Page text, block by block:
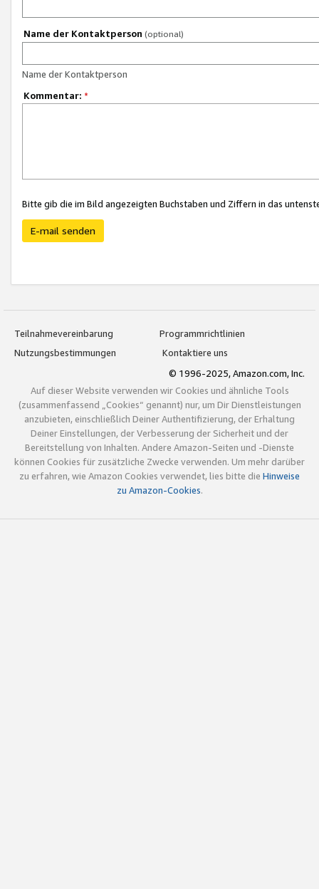
Name der Kontaktperson (optional)
Name der Kontaktperson
Kommentar: *
Bitte gib die im Bild angezeigten Buchstaben und Ziffern in das
E-mail senden
Teilnahmevereinbarung
Programmrichtlinien
Nutzungsbestimmungen
Kontaktiere uns
© 1996-2025, Amazon.com, Inc.
Auf dieser Website verwenden wir Cookies und ähnliche Tools
(zusammenfassend „Cookies“ genannt) nur, um Dir Dienstleistungen
anzubieten, einschließlich Deiner Authentifizierung, der Erhaltung
Deiner Einstellungen, der Verbesserung der Sicherheit und der
Bereitstellung von Inhalten. Andere Amazon-Seiten und -Dienste
können Cookies für zusätzliche Zwecke verwenden. Um mehr darüber
zu erfahren, wie Amazon Cookies verwendet, lies bitte die Hinweise
zu Amazon-Cookies.